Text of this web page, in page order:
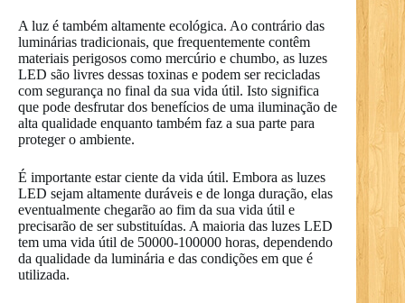
A luz é também altamente ecológica. Ao contrário das
luminárias tradicionais, que frequentemente contêm
materiais perigosos como mercúrio e chumbo, as luzes
LED são livres dessas toxinas e podem ser recicladas
com segurança no final da sua vida útil. Isto significa
que pode desfrutar dos benefícios de uma iluminação de
alta qualidade enquanto também faz a sua parte para
proteger o ambiente.
É importante estar ciente da vida útil. Embora as luzes
LED sejam altamente duráveis e de longa duração, elas
eventualmente chegarão ao fim da sua vida útil e
precisarão de ser substituídas. A maioria das luzes LED
tem uma vida útil de 50000-100000 horas, dependendo
da qualidade da luminária e das condições em que é
utilizada.